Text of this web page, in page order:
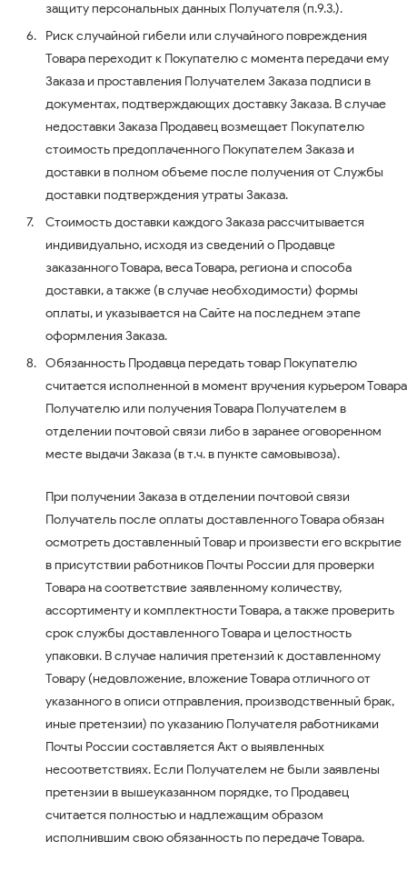
защиту персональных данных Получателя (п.9.3.).
Риск случайной гибели или случайного повреждения
Товара переходит к Покупателю с момента передачи ему
Заказа и проставления Получателем Заказа подписи в
документах, подтверждающих доставку Заказа. В случае
недоставки Заказа Продавец возмещает Покупателю
стоимость предоплаченного Покупателем Заказа и
доставки в полном объеме после получения от Службы
доставки подтверждения утраты Заказа.
Стоимость доставки каждого Заказа рассчитывается
индивидуально, исходя из сведений о Продавце
заказанного Товара, веса Товара, региона и способа
доставки, а также (в случае необходимости) формы
оплаты, и указывается на Сайте на последнем этапе
оформления Заказа.
Обязанность Продавца передать товар Покупателю
считается исполненной в момент вручения курьером Товара
Получателю или получения Товара Получателем в
отделении почтовой связи либо в заранее оговоренном
месте выдачи Заказа (в т.ч. в пункте самовывоза).
При получении Заказа в отделении почтовой связи
Получатель после оплаты доставленного Товара обязан
осмотреть доставленный Товар и произвести его вскрытие
в присутствии работников Почты России для проверки
Товара на соответствие заявленному количеству,
ассортименту и комплектности Товара, а также проверить
срок службы доставленного Товара и целостность
упаковки. В случае наличия претензий к доставленному
Товару (недовложение, вложение Товара отличного от
указанного в описи отправления, производственный брак,
иные претензии) по указанию Получателя работниками
Почты России составляется Акт о выявленных
несоответствиях. Если Получателем не были заявлены
претензии в вышеуказанном порядке, то Продавец
считается полностью и надлежащим образом
исполнившим свою обязанность по передаче Товара.